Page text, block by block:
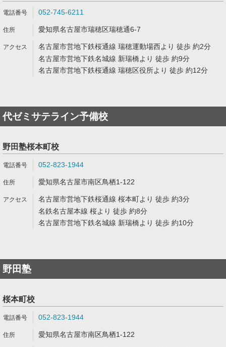
052-745-6211
愛知県名古屋市瑞穂区瑞穂通6-7
名古屋市営地下鉄桜通線 瑞穂運動場西より 徒歩 約2分
名古屋市営地下鉄名城線 新瑞橋より 徒歩 約9分
名古屋市営地下鉄桜通線 瑞穂区役所より 徒歩 約12分
代ゼミサテライン予備校
野田塾桜本町校
052-823-1944
愛知県名古屋市南区鳥栖1-122
名古屋市営地下鉄桜通線 桜本町より 徒歩 約3分
名鉄名古屋本線 桜より 徒歩 約8分
名古屋市営地下鉄名城線 新瑞橋より 徒歩 約10分
野田塾
桜本町校
052-823-1944
愛知県名古屋市南区鳥栖1-122